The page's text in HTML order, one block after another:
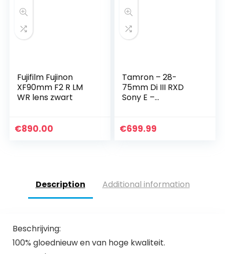
Fujifilm Fujinon
XF90mm F2 R LM
WR lens zwart
€890.00
Tamron – 28-
75mm Di III RXD
Sony E –
voor Sony
€699.99
Description Additional information
Beschrijving:
100% gloednieuw en van hoge kwaliteit.